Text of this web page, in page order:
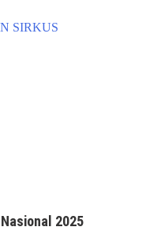
SIRKUS
2025